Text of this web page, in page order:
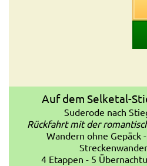
Auf dem Selketal-
Suderode nach
Rückfahrt mit der
Wandern ohne Gepäck
4 Etappen - 5